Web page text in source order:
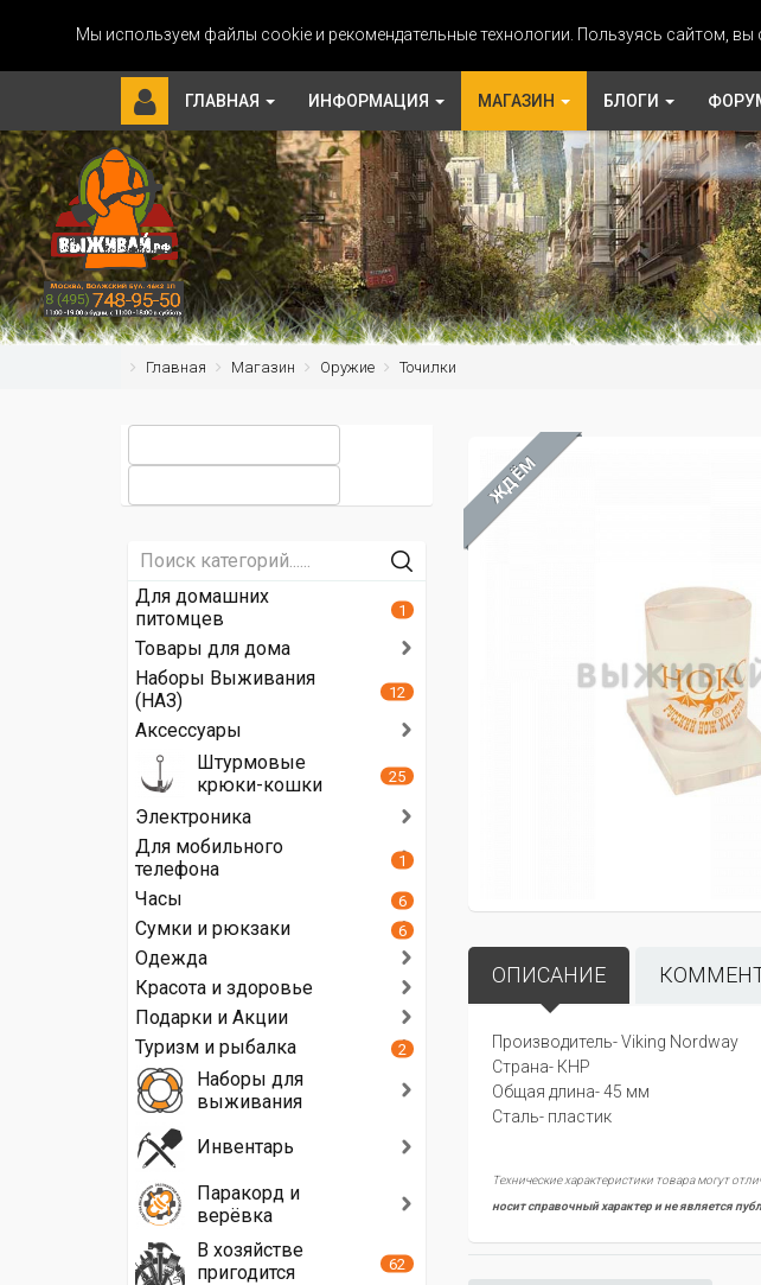
Мы используем файлы cookie и рекомендательные технологии. Пользуясь сайтом,
ГЛАВНАЯ ИНФОРМАЦИЯ МАГАЗИН БЛОГИ
Главная Магазин Оружие Точилки
ЖДЁМ
ОПИСАНИЕ
Производитель- Viking Nordway
Страна- КНР
Oбщая длина- 45 мм
Сталь- пластик
Технические характеристики товара могут
носит справочный характер и не является
Для домашних
питомцев
1
Товары для дома
Наборы Выживания
(НАЗ)
12
Аксессуары
Штурмовые
крюки-кошки
25
Электроника
Для мобильного
телефона
1
Часы 6
Сумки и рюкзаки 6
Одежда
Красота и здоровье
Подарки и Акции
Туризм и рыбалка
2
Наборы для
выживания
Инвентарь
Паракорд и
верёвка
В хозяйстве
пригодится
62